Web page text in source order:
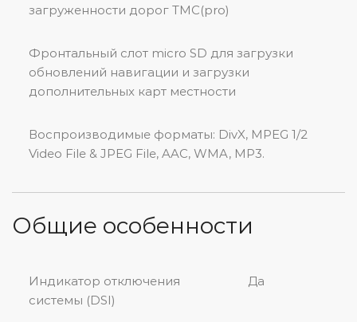
загруженности дорог TMC(pro)
Фронтальный слот micro SD для загрузки
обновлений навигации и загрузки
дополнительных карт местности
Воспроизводимые форматы: DivX, MPEG 1/2
Video File & JPEG File, AAC, WMA, MP3.
Общие особенности
Индикатор отключения
системы (DSI)
Да